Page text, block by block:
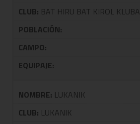
CLUB: BAT HIRU BAT KIROL KLUBA
POBLACIÓN:
CAMPO:
EQUIPAJE:
NOMBRE: LUKANIK
CLUB: LUKANIK